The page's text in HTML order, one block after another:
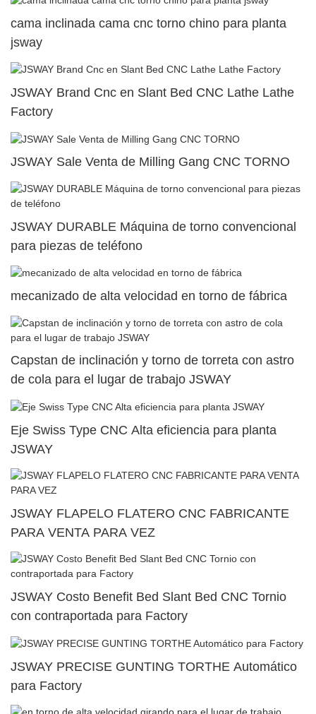
cama inclinada cama cnc torno chino para planta
jsway
JSWAY Brand Cnc en Slant Bed CNC Lathe Lathe
Factory
JSWAY Sale Venta de Milling Gang CNC TORNO
JSWAY DURABLE Máquina de torno convencional
para piezas de teléfono
mecanizado de alta velocidad en torno de fábrica
Capstan de inclinación y torno de torreta con astro
de cola para el lugar de trabajo JSWAY
Eje Swiss Type CNC Alta eficiencia para planta
JSWAY
JSWAY FLAPELO FLATERO CNC FABRICANTE
PARA VENTA PARA VEZ
JSWAY Costo Benefit Bed Slant Bed CNC Tornio
con contraportada para Factory
JSWAY PRECISE GUNTING TORTHE Automático
para Factory